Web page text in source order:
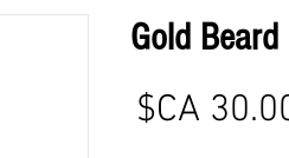
Gold Beard